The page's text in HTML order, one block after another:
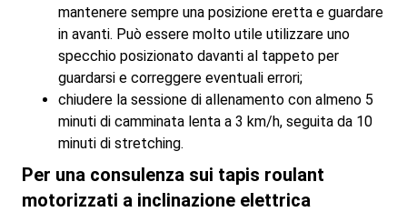
mantenere sempre una posizione eretta e guardare
in avanti. Può essere molto utile utilizzare uno
specchio posizionato davanti al tappeto per
guardarsi e correggere eventuali errori;
chiudere la sessione di allenamento con almeno 5
minuti di camminata lenta a 3 km/h, seguita da 10
minuti di stretching.
Per una consulenza sui tapis roulant
motorizzati a inclinazione elettrica